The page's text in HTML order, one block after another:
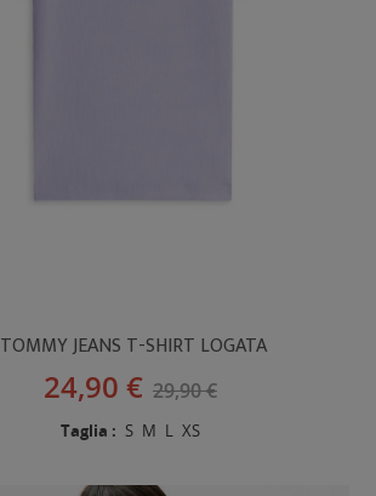
TOMMY JEANS T-SHIRT LOGATA
24,90 € 29,90 €
Taglia : S M L XS